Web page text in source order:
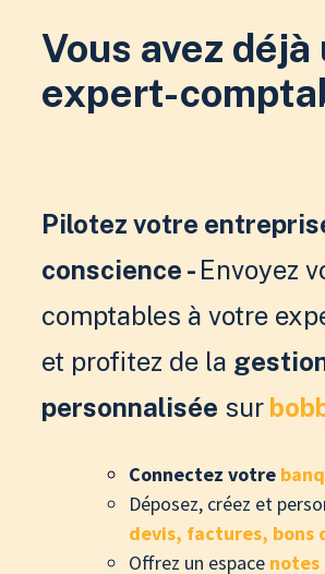
Vous avez déjà
expert-
Pilotez votre
conscience - Envoyez
comptables à votre
et profitez de la
personnalisée sur
Connectez votre
Déposez, créez et
devis, factures, bons
Offrez un espace notes